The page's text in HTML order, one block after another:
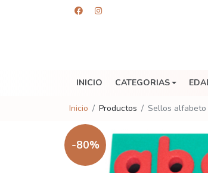
INICIO CATEGORIAS
Inicio Productos Sellos alfabeto
-80%